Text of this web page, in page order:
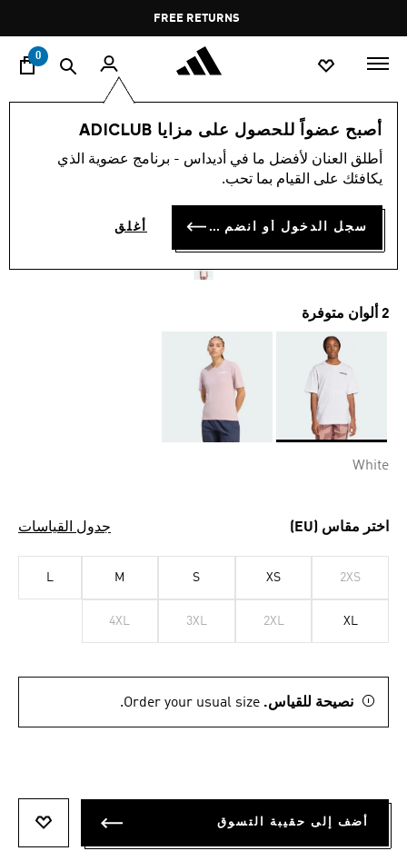
Pause
promotion
rotation
FREE RETURNS
0
أصبح عضواً للحصول على مزايا ADICLUB
أطلق العنان لأفضل ما في أديداس - برنامج عضوية الذي
يكافئك على القيام بما تحب.
سجل الدخول أو انضم الآن أغلق
النساء ملابس
تيشيرت TERREX MULTI
CLIMACOOL
OMR 22.00
2 ألوان متوفرة
White
اختر مقاس (EU) جدول القياسات
2XS
XS
S
M
L
XL
2XL
3XL
4XL
نصيحة للقياس. Order your usual size.
أضف إلى حقيبة التسوق